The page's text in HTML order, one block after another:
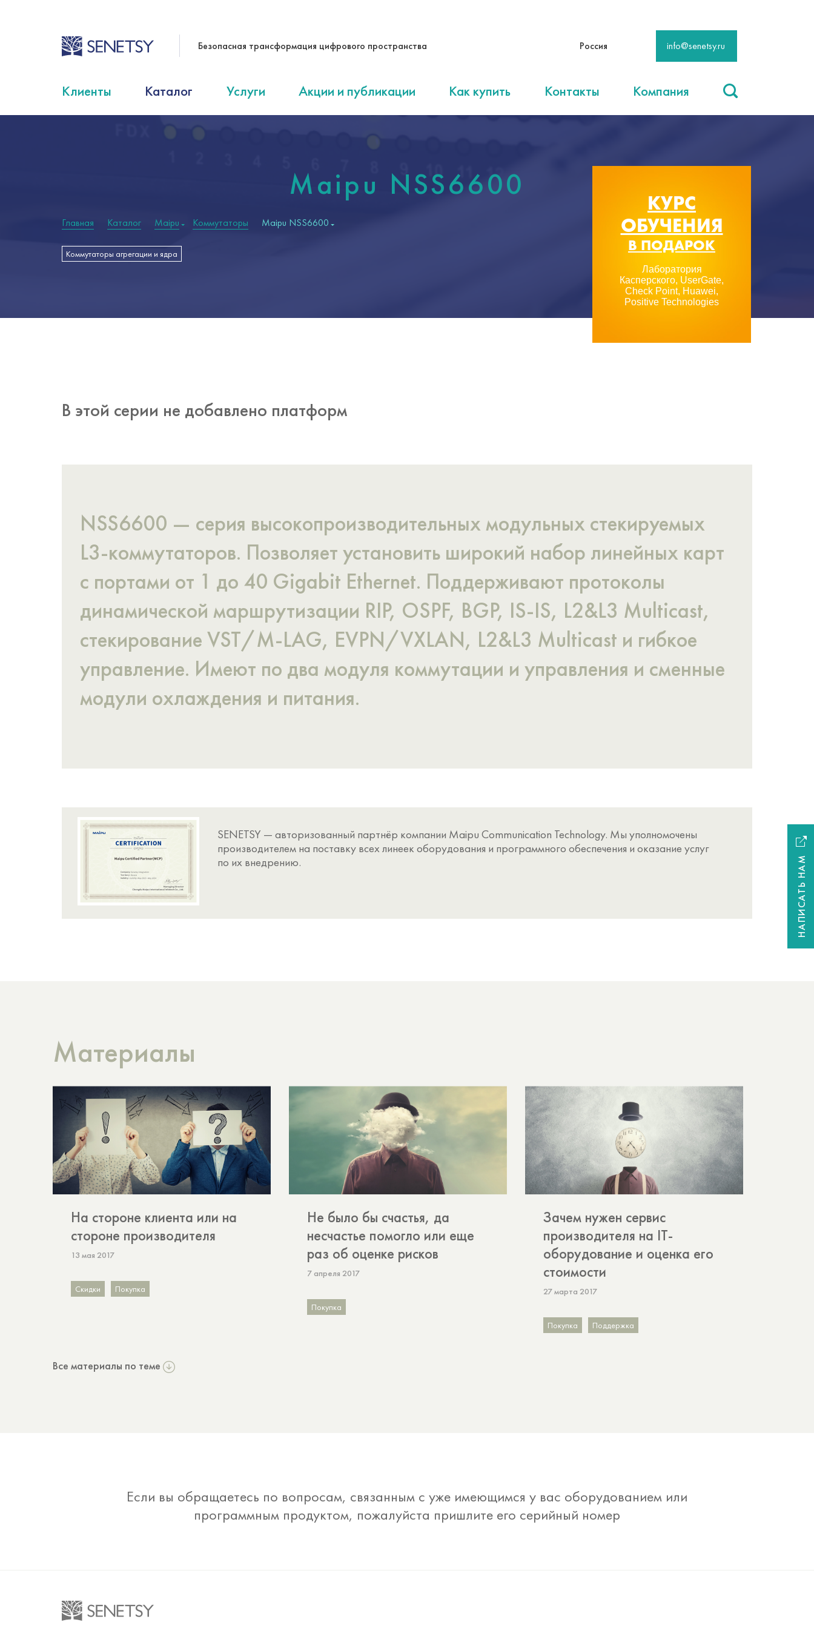
Безопасная трансформация цифрового пространства Россия info@senetsy.ru
Клиенты Каталог Услуги Акции и публикации Как купить Контакты Компания
Maipu NSS6600
КУРС
ОБУЧЕНИЯ
В ПОДАРОК
Лаборатория
Касперского, UserGate,
Check Point, Huawei,
Positive Technologies
Главная Каталог Maipu Коммутаторы Maipu NSS6600
Коммутаторы агрегации и ядра
В этой серии не добавлено платформ
NSS6600 — серия высокопроизводительных модульных стекируемых
L3-коммутаторов. Позволяет установить широкий набор линейных карт
с портами от 1 до 40 Gigabit Ethernet. Поддерживают протоколы
динамической маршрутизации RIP, OSPF, BGP, IS-IS, L2&L3 Multicast,
стекирование VST/M-LAG, EVPN/VXLAN, L2&L3 Multicast и гибкое
управление. Имеют по два модуля коммутации и управления и сменные
модули охлаждения и питания.
SENETSY — авторизованный партнёр компании Maipu Communication Technology. Мы уполномочены
производителем на поставку всех линеек оборудования и программного обеспечения и оказание услуг
по их внедрению.
Материалы
На стороне клиента или на
стороне производителя
13 мая 2017
Скидки Покупка
Не было бы счастья, да
несчастье помогло или еще
раз об оценке рисков
7 апреля 2017
Покупка
Зачем нужен сервис
производителя на IT-
оборудование и оценка его
стоимости
27 марта 2017
Покупка Поддержка
Все материалы по теме
Если вы обращаетесь по вопросам, связанным с уже имеющимся у вас оборудованием или
программным продуктом, пожалуйста пришлите его серийный номер
НАПИСАТЬ НАМ